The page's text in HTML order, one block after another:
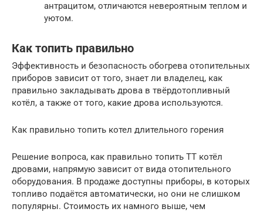
антрацитом, отличаются невероятным теплом и
уютом.
Как топить правильно
Эффективность и безопасность обогрева отопительных
приборов зависит от того, знает ли владелец, как
правильно закладывать дрова в твёрдотопливный
котёл, а также от того, какие дрова используются.
Как правильно топить котел длительного горения
Решение вопроса, как правильно топить ТТ котёл
дровами, напрямую зависит от вида отопительного
оборудования. В продаже доступны приборы, в которых
топливо подаётся автоматически, но они не слишком
популярны. Стоимость их намного выше, чем